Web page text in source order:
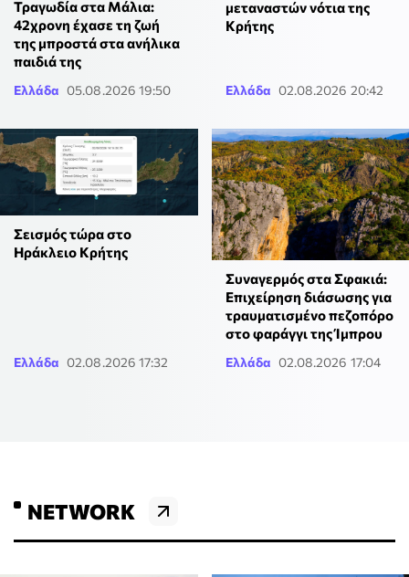
Τραγωδία στα Μάλια:
42χρονη έχασε τη ζωή
της μπροστά στα ανήλικα
παιδιά της
Ελλάδα 05.08.2026 19:50
μεταναστών νότια της
Κρήτης
Ελλάδα 02.08.2026 20:42
Σεισμός τώρα στο
Ηράκλειο Κρήτης
Ελλάδα 02.08.2026 17:32
Συναγερμός στα Σφακιά:
Επιχείρηση διάσωσης για
τραυματισμένο πεζοπόρο
στο φαράγγι της Ίμπρου
Ελλάδα 02.08.2026 17:04
NETWORK